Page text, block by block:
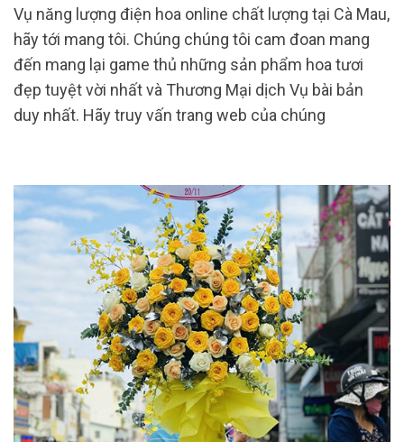
Vụ năng lượng điện hoa online chất lượng tại Cà Mau,
hãy tới mang tôi. Chúng chúng tôi cam đoan mang
đến mang lại game thủ những sản phẩm hoa tươi
đẹp tuyệt vời nhất và Thương Mại dịch Vụ bài bản
duy nhất. Hãy truy vấn trang web của chúng